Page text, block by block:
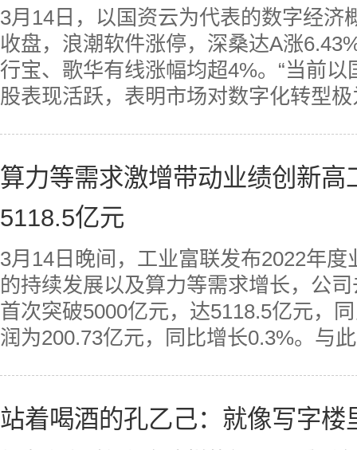
3月14日，以国资云为代表的数字经济
收盘，浪潮软件涨停，深桑达A涨
行宝、歌华有线涨幅均超4%。“当前
股表现活跃，表明市场对数字化转型
算力等需求激增带动业绩创新高
5118.5亿元
3月14日晚间，工业富联发布2022年
的持续发展以及算力等需求增长，公
首次突破5000亿元，达5118.5亿元，
润为200.73亿元，同比增长0.3%。与
站着喝酒的孔乙己：就像写字楼